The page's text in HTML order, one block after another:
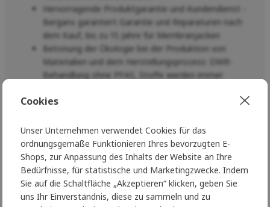
Hervorragende Produktgarantie und Kundendienst -
Bergans garantiert Garantie und Reparaturen nach
dem Kauf, bis zu 15 Jahre für Membranjacken
Betonung der Ökologie bei der Produktion von
Materialien und dem Herstellungsprozess: DWR-
Behandlung ohne PFAS, Stoffe werden immer
hergestellt
Sie können sich einfach auf Bergans verlassen, genau wie
die Polarforscher und Abenteurer, für die Bergans seit 1908
Kleidung und Ausrüstung mit Liebe zur Natur herstellt.
Parameter
100% recyceltes Polyester
Cookies
Unser Unternehmen verwendet Cookies für das
ordnungsgemäße Funktionieren Ihres bevorzugten E-
Shops, zur Anpassung des Inhalts der Website an Ihre
Bedürfnisse, für statistische und Marketingzwecke. Indem
Sie auf die Schaltfläche „Akzeptieren“ klicken, geben Sie
uns Ihr Einverständnis, diese zu sammeln und zu